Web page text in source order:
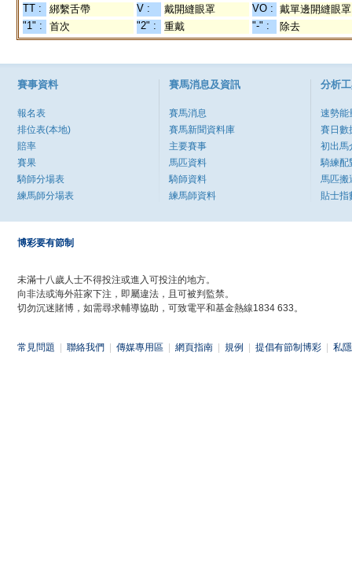
TT : 綁繫舌帶 V : 戴開縫眼罩 VO : 戴單邊開縫眼罩
"1" :
首次 "2" : 重戴 "-" : 除去
賽事資料
報名表
排位表(本地)
賠率
賽果
騎師分場表
練馬師分場表
賽馬消息及資訊
賽馬消息
賽馬新聞資料庫
主要賽事
馬匹資料
騎師資料
練馬師資料
分析
速勢能
賽日數
初出馬
騎練配
馬匹搬
貼士指
博彩要有節制
未滿十八歲人士不得投注或進入可投注的地方。
向非法或海外莊家下注，即屬違法，且可被判監禁。
切勿沉迷賭博，如需尋求輔導協助，可致電平和基金熱線1834 633。
常見問題 聯絡我們 傳媒專用區 網頁指南 規例 提倡有節制博彩 私